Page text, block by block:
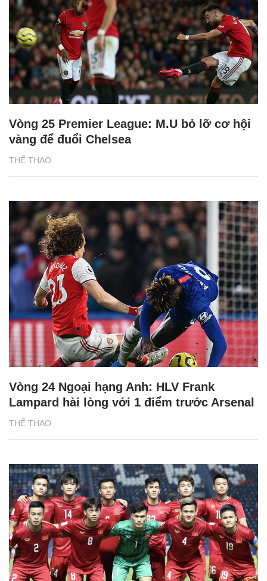
THỂ THAO
Vòng 25 Premier League: M.U bỏ lỡ cơ hội
vàng để đuổi Chelsea
THỂ THAO
Vòng 24 Ngoại hạng Anh: HLV Frank
Lampard hài lòng với 1 điểm trước Arsenal